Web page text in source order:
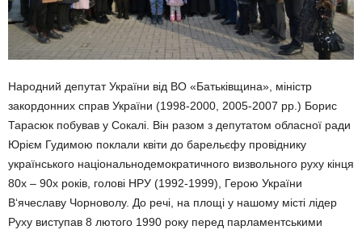
Народний депутат України від ВО «Батьківщина», міністр
закордонних справ України (1998-2000, 2005-2007 рр.) Борис
Тарасюк побував у Сокалі. Він разом з депутатом обласної ради
Юрієм Гудимою поклали квіти до барельєфу провіднику
українського національнодемократичного визвольного руху кінця
80х – 90х років, голові НРУ (1992-1999), Герою України
В‘ячеславу Чорноволу. До речі, на площі у нашому місті лідер
Руху виступав 8 лютого 1990 року перед парламентськими